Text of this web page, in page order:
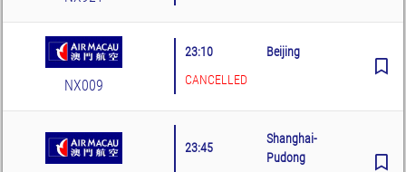
NX009
23:10
Beijing
CANCELLED
23:45
Shanghai-
Pudong